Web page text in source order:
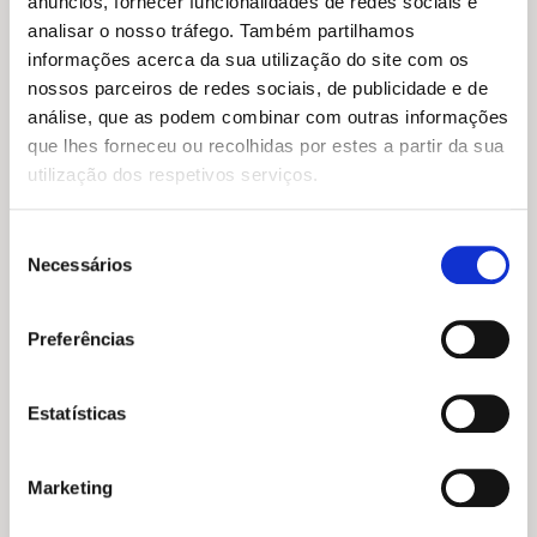
analisar o nosso tráfego. Também partilhamos
informações acerca da sua utilização do site com os
nossos parceiros de redes sociais, de publicidade e de
análise, que as podem combinar com outras informações
que lhes forneceu ou recolhidas por estes a partir da sua
utilização dos respetivos serviços.
Necessários
Preferências
Estatísticas
Marketing
15,95€O
preço
original
era:
15,95 €.
14,36€O
atual
é:
14,36 €.
Tu bebes a água que um
dinossauro bebeu
Diana Matias,Miriam Alves
13,99€O
preço
original
era:
12,59€O
preço
atual
é:
Tanto para Descobrir: O
Espaço
Marnie Willow
15,98